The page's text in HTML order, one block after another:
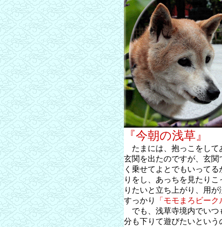
『今朝の浅草』
たまには、抱っこをして
玄関を出たのですが、玄
く乗せてよとでもいって
りをし、あっちを見たり
りたいと立ち上がり、用
すっかり
「モモまろビーク
でも、浅草寺境内でいつ
分も下りて遊びたいとい